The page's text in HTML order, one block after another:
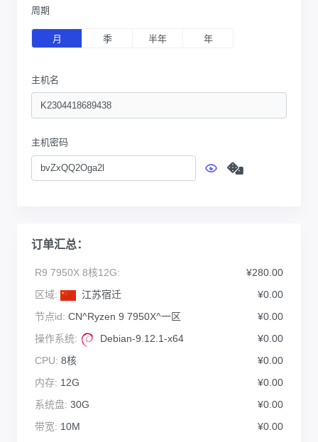
周期
月 季 半年 年
主机名
主机密码
订单汇总：
R9 7950X 8核12G:
¥280.00
区域:
江苏宿迁
¥0.00
节点id: CN^Ryzen 9 7950X^一区
¥0.00
操作系统:
Debian-9.12.1-x64
¥0.00
CPU: 8核
¥0.00
内存: 12G
¥0.00
系统盘: 30G
¥0.00
带宽: 10M
¥0.00